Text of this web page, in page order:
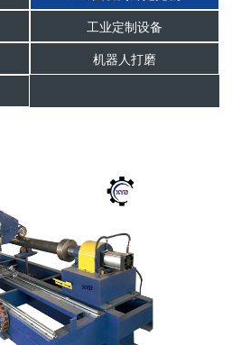
工业定制设备
机器人打磨